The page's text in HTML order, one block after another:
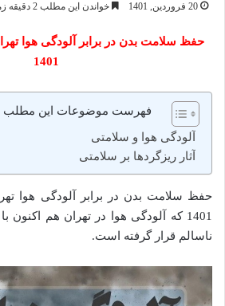
20 فروردین, 1401 خواندن این مطلب 2 دقیقه زمان میبرد
حفظ سلامت بدن در برابر آلودگی هوا
1401
فهرست موضوعات این مطلب
آلودگی هوا و سلامتی
آثار ریزگرد‌ها بر سلامتی
حفظ سلامت بدن در برابر آلودگی هوا
ناسالم قرار گرفته است.